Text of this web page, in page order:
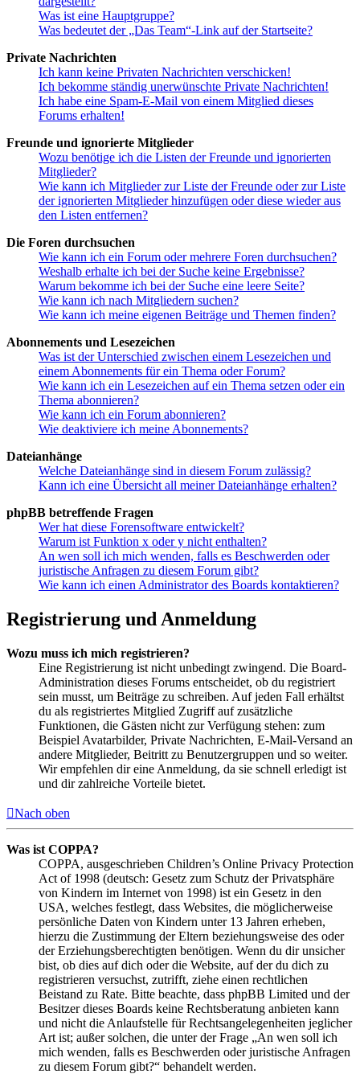
Was ist eine Hauptgruppe?
Was bedeutet der „Das Team“-Link auf der Startseite?
Private Nachrichten
Ich kann keine Privaten Nachrichten verschicken!
Ich bekomme ständig unerwünschte Private Nachrichten!
Ich habe eine Spam-E-Mail von einem Mitglied dieses
Forums erhalten!
Freunde und ignorierte Mitglieder
Wozu benötige ich die Listen der Freunde und ignorierten
Mitglieder?
Wie kann ich Mitglieder zur Liste der Freunde oder zur Liste
der ignorierten Mitglieder hinzufügen oder diese wieder aus
den Listen entfernen?
Die Foren durchsuchen
Wie kann ich ein Forum oder mehrere Foren durchsuchen?
Weshalb erhalte ich bei der Suche keine Ergebnisse?
Warum bekomme ich bei der Suche eine leere Seite?
Wie kann ich nach Mitgliedern suchen?
Wie kann ich meine eigenen Beiträge und Themen finden?
Abonnements und Lesezeichen
Was ist der Unterschied zwischen einem Lesezeichen und
einem Abonnements für ein Thema oder Forum?
Wie kann ich ein Lesezeichen auf ein Thema setzen oder ein
Thema abonnieren?
Wie kann ich ein Forum abonnieren?
Wie deaktiviere ich meine Abonnements?
Dateianhänge
Welche Dateianhänge sind in diesem Forum zulässig?
Kann ich eine Übersicht all meiner Dateianhänge erhalten?
phpBB betreffende Fragen
Wer hat diese Forensoftware entwickelt?
Warum ist Funktion x oder y nicht enthalten?
An wen soll ich mich wenden, falls es Beschwerden oder
juristische Anfragen zu diesem Forum gibt?
Wie kann ich einen Administrator des Boards kontaktieren?
Registrierung und Anmeldung
Wozu muss ich mich registrieren?
Eine Registrierung ist nicht unbedingt zwingend. Die Board-
Administration dieses Forums entscheidet, ob du registriert
sein musst, um Beiträge zu schreiben. Auf jeden Fall erhältst
du als registriertes Mitglied Zugriff auf zusätzliche
Funktionen, die Gästen nicht zur Verfügung stehen: zum
Beispiel Avatarbilder, Private Nachrichten, E-Mail-Versand an
andere Mitglieder, Beitritt zu Benutzergruppen und so weiter.
Wir empfehlen dir eine Anmeldung, da sie schnell erledigt ist
und dir zahlreiche Vorteile bietet.
Nach oben
Was ist COPPA?
COPPA, ausgeschrieben Children’s Online Privacy Protection
Act of 1998 (deutsch: Gesetz zum Schutz der Privatsphäre
von Kindern im Internet von 1998) ist ein Gesetz in den
USA, welches festlegt, dass Websites, die möglicherweise
persönliche Daten von Kindern unter 13 Jahren erheben,
hierzu die Zustimmung der Eltern beziehungsweise des oder
der Erziehungsberechtigten benötigen. Wenn du dir unsicher
bist, ob dies auf dich oder die Website, auf der du dich zu
registrieren versuchst, zutrifft, ziehe einen rechtlichen
Beistand zu Rate. Bitte beachte, dass phpBB Limited und der
Besitzer dieses Boards keine Rechtsberatung anbieten kann
und nicht die Anlaufstelle für Rechtsangelegenheiten jeglicher
Art ist; außer solchen, die unter der Frage „An wen soll ich
mich wenden, falls es Beschwerden oder juristische Anfragen
zu diesem Forum gibt?“ behandelt werden.